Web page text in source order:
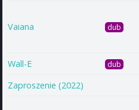
Vaiana dub
Wall-E dub
Zaproszenie (2022)